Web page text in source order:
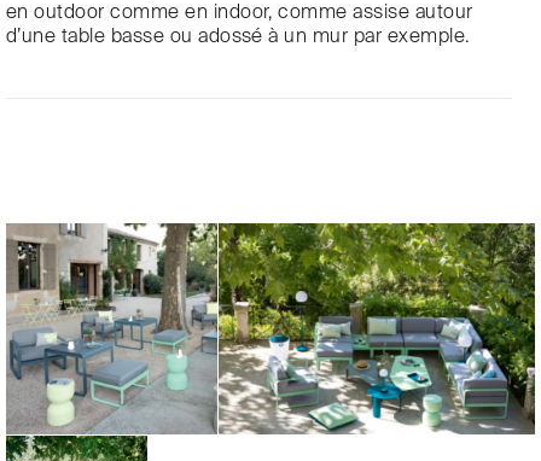
en outdoor comme en indoor, comme assise autour
d’une table basse ou adossé à un mur par exemple.